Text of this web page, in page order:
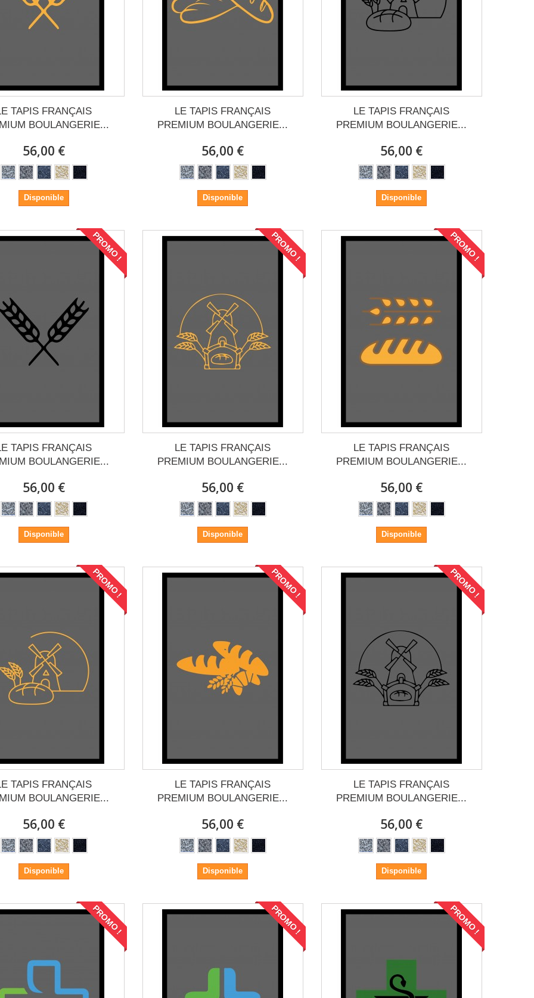
TAPIS FRANÇAIS
BOULANGERIE...
56,00 €
Disponible
LE TAPIS FRANÇAIS
PREMIUM BOULANGERIE...
56,00 €
Disponible
LE TAPIS FRANÇAIS
PREMIUM BOULANGERIE...
56,00 €
Disponible
PROMO !
TAPIS FRANÇAIS
BOULANGERIE...
56,00 €
Disponible
PROMO !
LE TAPIS FRANÇAIS
PREMIUM BOULANGERIE...
56,00 €
Disponible
PROMO !
LE TAPIS FRANÇAIS
PREMIUM BOULANGERIE...
56,00 €
Disponible
PROMO !
TAPIS FRANÇAIS
BOULANGERIE...
56,00 €
Disponible
PROMO !
LE TAPIS FRANÇAIS
PREMIUM BOULANGERIE...
56,00 €
Disponible
PROMO !
LE TAPIS FRANÇAIS
PREMIUM BOULANGERIE...
56,00 €
Disponible
PROMO ! PROMO ! PROMO !